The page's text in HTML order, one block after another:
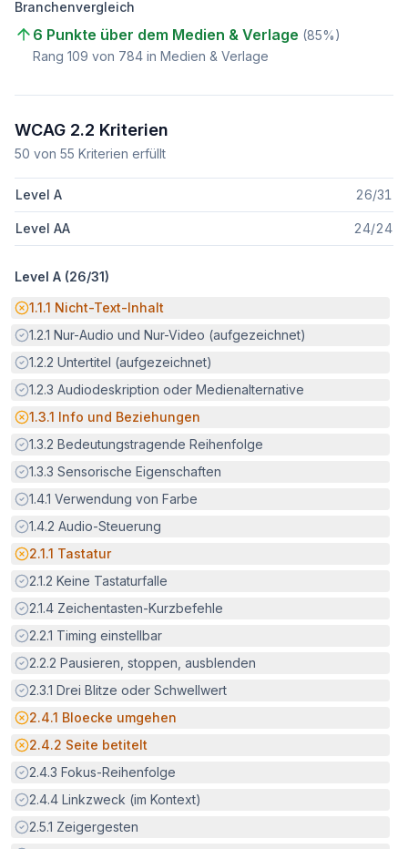
Branchenvergleich
6 Punkte über dem Medien & Verlage (85%)
Rang 109 von 784 in Medien & Verlage
WCAG 2.2 Kriterien
50 von 55 Kriterien erfüllt
Level A 26/31
Level AA 24/24
Level A (26/31)
Potenzielle Barriere:
1.1.1 Nicht-Text-Inhalt
Erfüllt:
1.2.1 Nur-Audio und Nur-Video (aufgezeichnet)
Erfüllt:
1.2.2 Untertitel (aufgezeichnet)
Erfüllt:
1.2.3 Audiodeskription oder Medienalternative
Potenzielle Barriere:
1.3.1 Info und Beziehungen
Erfüllt:
1.3.2 Bedeutungstragende Reihenfolge
Erfüllt:
1.3.3 Sensorische Eigenschaften
Erfüllt:
1.4.1 Verwendung von Farbe
Erfüllt:
1.4.2 Audio-Steuerung
Potenzielle Barriere:
2.1.1 Tastatur
Erfüllt:
2.1.2 Keine Tastaturfalle
Erfüllt:
2.1.4 Zeichentasten-Kurzbefehle
Erfüllt:
2.2.1 Timing einstellbar
Erfüllt:
2.2.2 Pausieren, stoppen, ausblenden
Erfüllt:
2.3.1 Drei Blitze oder Schwellwert
Potenzielle Barriere:
2.4.1 Bloecke umgehen
Potenzielle Barriere:
2.4.2 Seite betitelt
Erfüllt:
2.4.3 Fokus-Reihenfolge
Erfüllt:
2.4.4 Linkzweck (im Kontext)
Erfüllt:
2.5.1 Zeigergesten